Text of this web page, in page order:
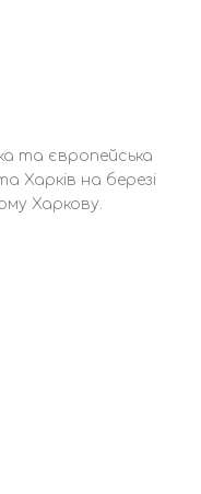
та європейська
Харків на березі
Харкову.